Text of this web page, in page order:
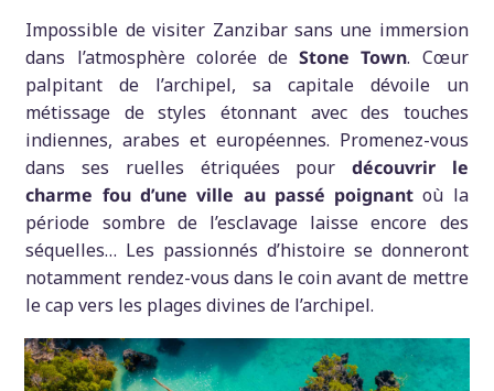
Impossible de visiter Zanzibar sans une immersion
dans l’atmosphère colorée deStone Town. Cœur
palpitant de l’archipel, sa capitale dévoile un
métissage de styles étonnant avec des touches
indiennes, arabes et européennes. Promenez-vous
dans ses ruelles étriquées pour découvrir le
charme fou d’une ville au passé poignant où la
période sombre de l’esclavage laisse encore des
séquelles… Les passionnés d’histoire se donneront
notamment rendez-vous dans le coin avant de mettre
le cap vers les plages divines de l’archipel.